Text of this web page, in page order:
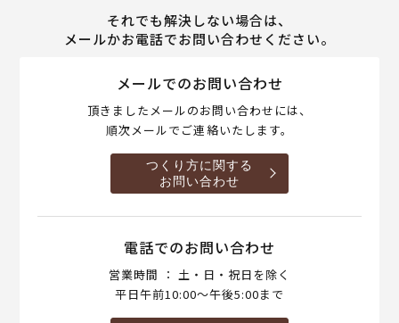
それでも解決しない場合は、
メールかお電話でお問い合わせください。
メールでのお問い合わせ
頂きましたメールのお問い合わせには、
順次メールでご連絡いたします。
つくり方に関する
お問い合わせ
電話でのお問い合わせ
営業時間 ： 土・日・祝日を除く
平日午前10:00～午後5:00まで